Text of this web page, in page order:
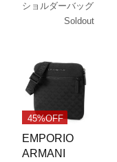
ショルダーバッグ
Soldout
45%OFF
EMPORIO
ARMANI